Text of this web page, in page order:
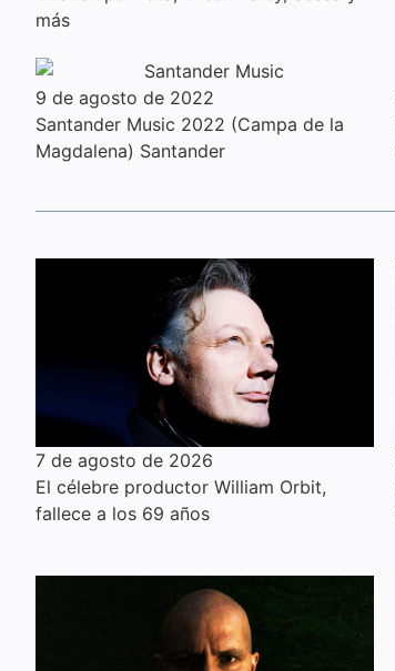
más
9 de agosto de 2022
Santander Music 2022 (Campa de la
Magdalena) Santander
7 de agosto de 2026
El célebre productor William Orbit,
fallece a los 69 años